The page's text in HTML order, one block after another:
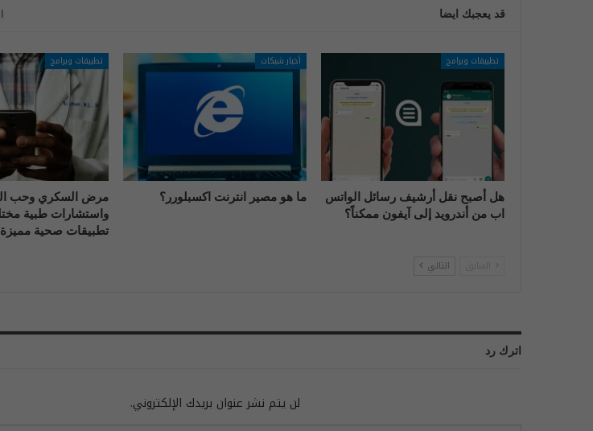
قد يعجبك ايضا
تطبيقات وبرامج
هل أصبح نقل أرشيف رسائل الواتس
اب من أندرويد إلى آيفون ممكناً؟
أخبار شبكات
ما هو مصير انترنت اكسبلورر؟
تطبيقات وبرامج
مرض السكري وحب
واستشارات طبية
تطبيقات صحية مميزة
التالي
اترك رد
لن يتم نشر عنوان بريدك الإلكتروني.